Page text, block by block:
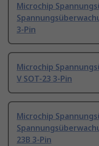
Microchip
3-Pin
Microchip
V SOT-23 3-Pin
Microchip
23B 3-Pin